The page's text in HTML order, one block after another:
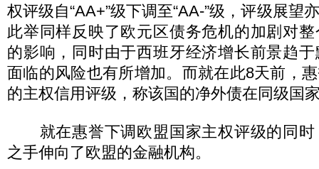
权评级自“AA+”级下调至“AA-”级，评级展望
此举同样反映了欧元区债务危机的加剧对
的影响，同时由于西班牙经济增长前景趋
面临的风险也有所增加。而就在此8天前，
的主权信用评级，称该国的净外债在同级国
就在惠誉下调欧盟国家主权评级的同时
之手伸向了欧盟的金融机构。